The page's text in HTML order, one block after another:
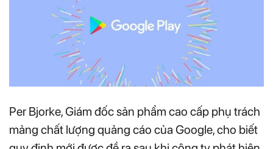
Per Bjorke, Giám đốc sản phẩm cao cấp phụ trách
mảng chất lượng quảng cáo của Google, cho biết